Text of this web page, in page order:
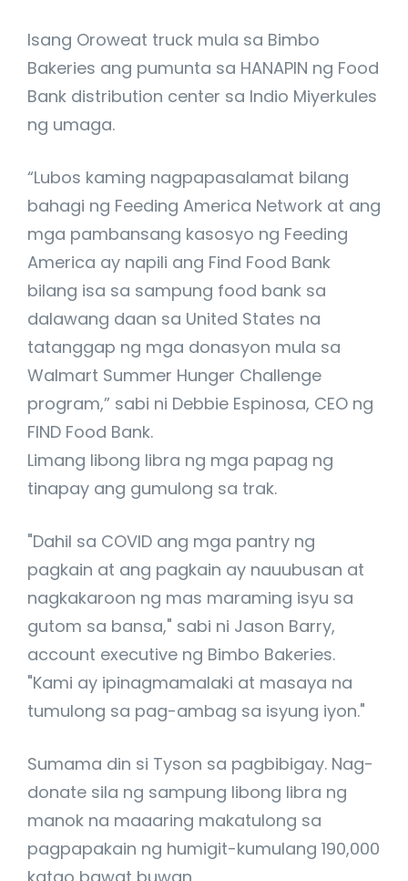
Isang Oroweat truck mula sa Bimbo
Bakeries ang pumunta sa HANAPIN ng Food
Bank distribution center sa Indio Miyerkules
ng umaga.
“Lubos kaming nagpapasalamat bilang
bahagi ng Feeding America Network at ang
mga pambansang kasosyo ng Feeding
America ay napili ang Find Food Bank
bilang isa sa sampung food bank sa
dalawang daan sa United States na
tatanggap ng mga donasyon mula sa
Walmart Summer Hunger Challenge
program,” sabi ni Debbie Espinosa, CEO ng
FIND Food Bank.
Limang libong libra ng mga papag ng
tinapay ang gumulong sa trak.
"Dahil sa COVID ang mga pantry ng
pagkain at ang pagkain ay nauubusan at
nagkakaroon ng mas maraming isyu sa
gutom sa bansa," sabi ni Jason Barry,
account executive ng Bimbo Bakeries.
"Kami ay ipinagmamalaki at masaya na
tumulong sa pag-ambag sa isyung iyon."
Sumama din si Tyson sa pagbibigay. Nag-
donate sila ng sampung libong libra ng
manok na maaaring makatulong sa
pagpapakain ng humigit-kumulang 190,000